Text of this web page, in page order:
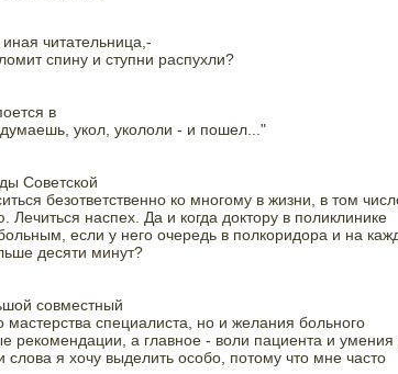
читательница,-
спину и ступни распухли?
в
укол, укололи - и пошел..."
Советской
безответственно ко многому в жизни, в том
Лечиться наспех. Да и когда доктору в поликлинике
если у него очередь в полкоридора и на
десяти минут?
совместный
специалиста, но и желания больного
рекомендации, а главное - воли пациента и умения
слова я хочу выделить особо, потому что мне часто